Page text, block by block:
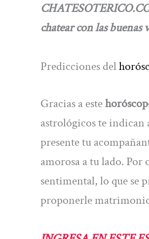
chatear con las
Predicciones del
Gracias a este
astrológicos te indican
presente tu
amorosa a tu lado.
sentimental, lo que se
proponerle matrimonio